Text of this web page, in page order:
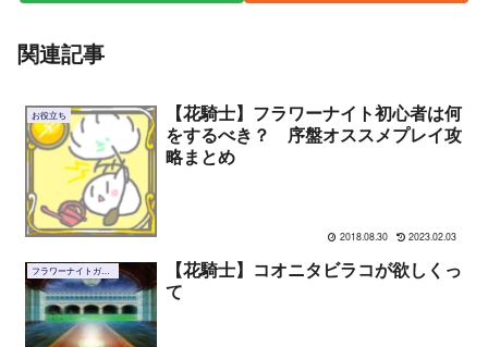
関連記事
お役立ち
【花騎士】フラワーナイト初心者は何
をするべき？ 序盤オススメプレイ攻
略まとめ
2018.08.30 2023.02.03
フラワーナイトガール
【花騎士】コオニタビラコが欲しくっ
て